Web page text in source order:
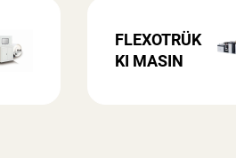
FLEXOTRÜK
KI MASIN